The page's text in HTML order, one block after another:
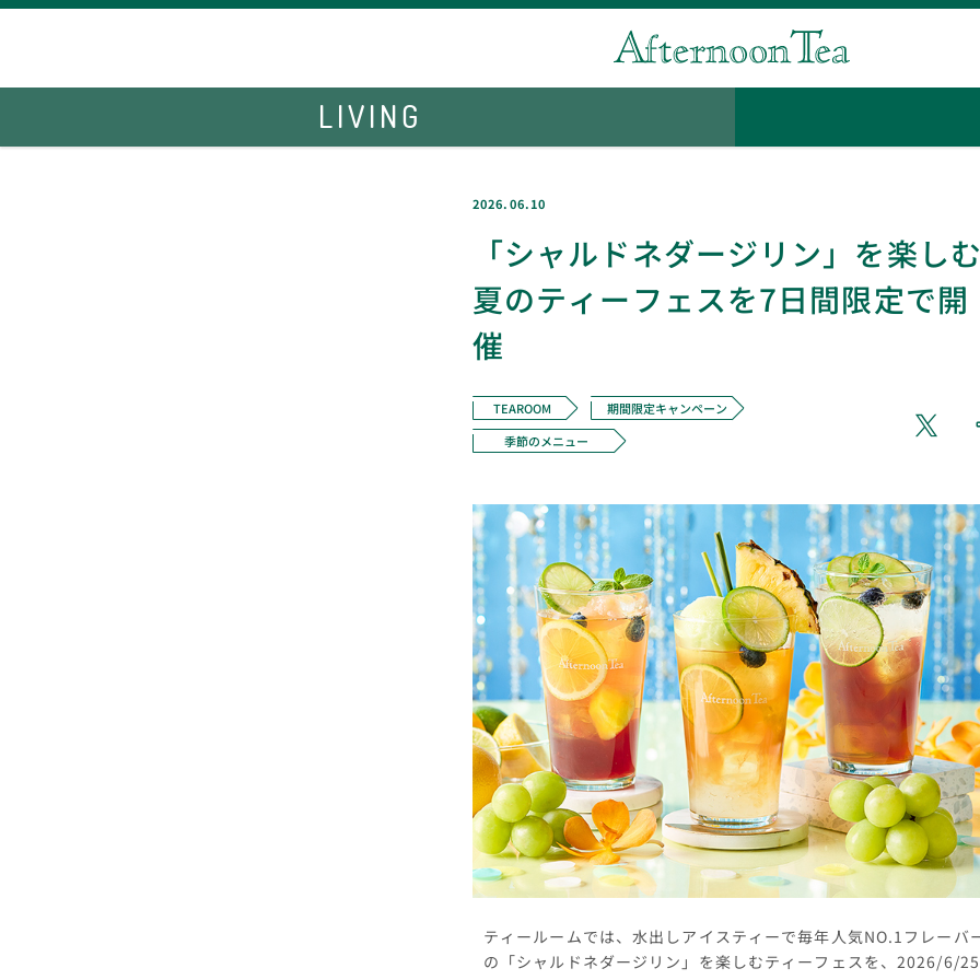
2026.06.10
「シャルドネダージリン」を楽し
夏のティーフェスを7日間限定で開
催
TEAROOM
期間限定キャンペーン
季節のメニュー
ティールームでは、水出しアイスティーで毎年人気NO.1フレーバ
の「シャルドネダージリン」を楽しむティーフェスを、2026/6/25
LIVING